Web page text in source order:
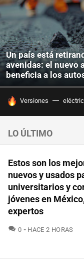
Un país está
avenidas: el nuevo
beneficia a los
HOY SE HABLA DE
Versiones
LO ÚLTIMO
Estos son los
nuevos y usados
universitarios y
jóvenes en
expertos
0 COMENTARIOS
HACE 2 HORAS